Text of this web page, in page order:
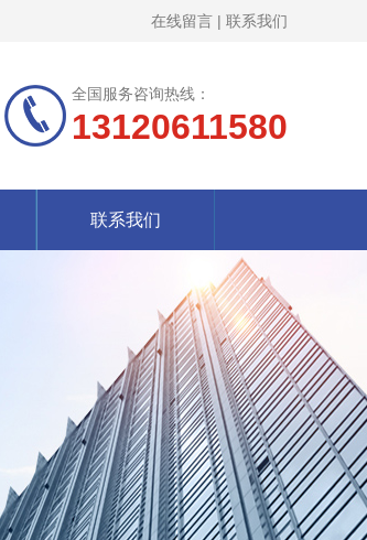
在线留言 | 联系我们
全国服务咨询热线：
13120611580
联系我们